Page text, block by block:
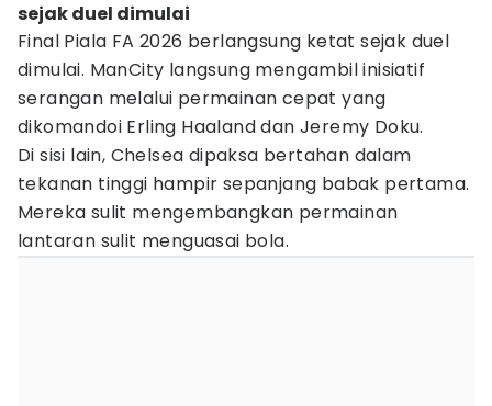
sejak duel dimulai
Final Piala FA 2026 berlangsung ketat sejak duel
dimulai. ManCity langsung mengambil inisiatif
serangan melalui permainan cepat yang
dikomandoi Erling Haaland dan Jeremy Doku.
Di sisi lain, Chelsea dipaksa bertahan dalam
tekanan tinggi hampir sepanjang babak pertama.
Mereka sulit mengembangkan permainan
lantaran sulit menguasai bola.